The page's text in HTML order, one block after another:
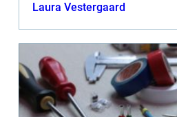
Laura Vestergaard